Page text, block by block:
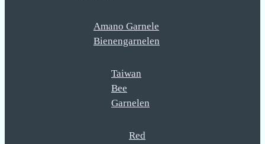
Amano Garnele
Bienengarnelen
Taiwan
Bee
Garnelen
Red